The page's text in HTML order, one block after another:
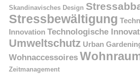
Skandinavisches Design
Stressbewältigung
Innovation Technologische
Umweltschutz Urban
Wohnaccessoires
Zeitmanagement